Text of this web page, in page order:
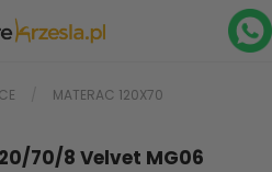
MATERAC 120X70
70/8 Velvet MG06